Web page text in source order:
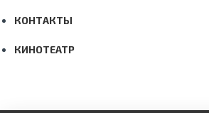
КОНТАКТЫ
КИНОТЕАТР